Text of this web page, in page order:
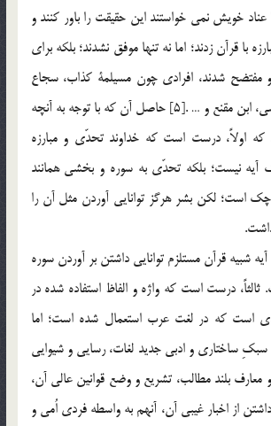
خويش نمي خواستند اين حقيقت را باور كنند و
با قرآن زدند؛ اما نه تنها موفق نشدند؛ بلكه براي
مفتضح شدند، افرادي چون مسيلمة كذاب، سجاع
بنت الحارث، اسود الانسي، ابن مقنع و … .[5] حاصل آن كه با توجه به آنچه
اولاً، درست است كه خداوند تحدّي و مبارزه
نيست؛ بلكه تحدّي به سوره و بخشي همانند
است؛ لكن بشر هرگز توانايي آوردن مثل آن را
آيه شبيه قرآن مستلزم توانايي داشتن بر آوردن سوره
درست است كه واژه و الفاظ استفاده شده در
است كه در لغت عرب استعمال شده است؛ اما
ساختاري و ادبي جديد لغات، رسايي و شيوايي
معارف بلند مطالب، تشريع و وضع قوانين عالي آن،
از اخبار غيبي آن، آنهم به واسطه فردي اُمي و